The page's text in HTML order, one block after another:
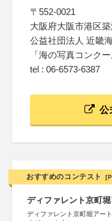
〒552-0021
大阪府大阪市港区
公益社団法人 近畿
「海の写真コンク
tel : 06-6573-6387
公
おすすめのコンテスト
ディファレント京町
ディファレント京町堀アー